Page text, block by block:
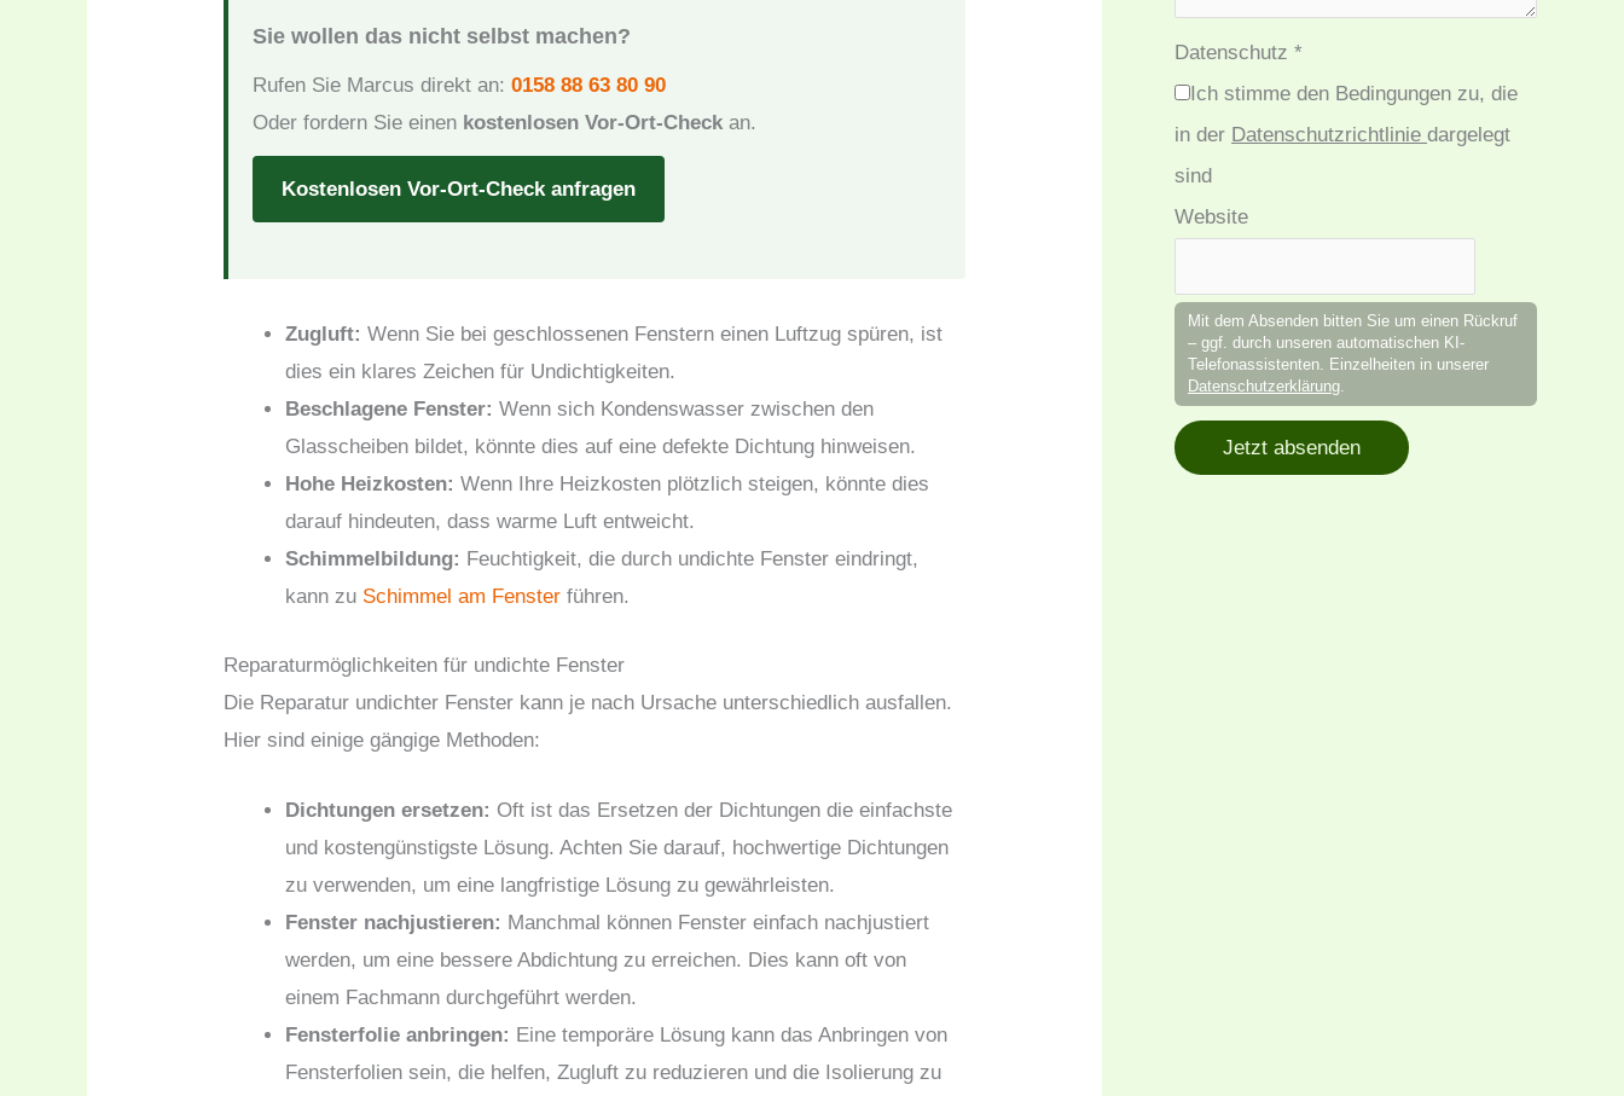
Sie wollen das nicht selbst machen?
Rufen Sie Marcus direkt an:0158 88 63 80 90
Oder fordern Sie einen kostenlosen Vor-Ort-Check an.
Kostenlosen Vor-Ort-Check anfragen
Zugluft: Wenn Sie bei geschlossenen Fenstern einen Luftzug spüren, ist
dies ein klares Zeichen für Undichtigkeiten.
Beschlagene Fenster: Wenn sich Kondenswasser zwischen den
Glasscheiben bildet, könnte dies auf eine defekte Dichtung hinweisen.
Hohe Heizkosten: Wenn Ihre Heizkosten plötzlich steigen, könnte dies
darauf hindeuten, dass warme Luft entweicht.
Schimmelbildung: Feuchtigkeit, die durch undichte Fenster eindringt,
kann zu Schimmel am Fenster führen.
Reparaturmöglichkeiten für undichte Fenster
Die Reparatur undichter Fenster kann je nach Ursache unterschiedlich ausfallen.
Hier sind einige gängige Methoden:
Dichtungen ersetzen: Oft ist das Ersetzen der Dichtungen die einfachste
und kostengünstigste Lösung. Achten Sie darauf, hochwertige Dichtungen
zu verwenden, um eine langfristige Lösung zu gewährleisten.
Fenster nachjustieren: Manchmal können Fenster einfach nachjustiert
werden, um eine bessere Abdichtung zu erreichen. Dies kann oft von
einem Fachmann durchgeführt werden.
Fensterfolie anbringen: Eine temporäre Lösung kann das Anbringen von
Fensterfolien sein, die helfen, Zugluft zu reduzieren und die Isolierung zu
Datenschutz *
Ich stimme den Bedingungen zu, die
in der Datenschutzrichtlinie dargelegt
sind
Website
Mit dem Absenden bitten Sie um einen Rückruf
– ggf. durch unseren automatischen KI-
Telefonassistenten. Einzelheiten in unserer
Datenschutzerklärung.
Jetzt absenden